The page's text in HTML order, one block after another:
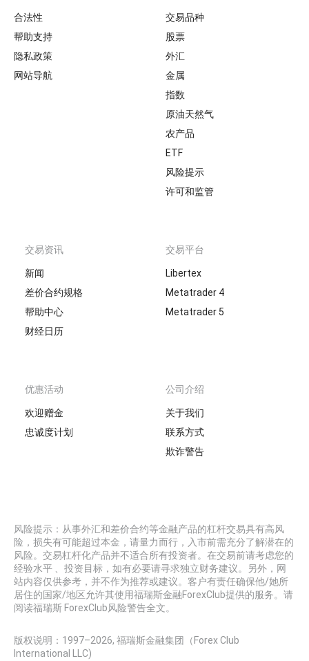
Footer
合法性
帮助支持
隐私政策
网站导航
交易品种
股票
外汇
金属
指数
原油天然气
农产品
ETF
风险提示
许可和监管
交易资讯
新闻
差价合约规格
帮助中心
财经日历
交易平台
Libertex
Metatrader 4
Metatrader 5
优惠活动
欢迎赠金
忠诚度计划
公司介绍
关于我们
联系方式
欺诈警告
风险提示：从事外汇和差价合约等金融产品的杠杆交易具有高风
险，损失有可能超过本金，请量力而行，入市前需充分了解潜在的
风险。交易杠杆化产品并不适合所有投资者。在交易前请考虑您的
经验水平 、投资目标，如有必要请寻求独立财务建议。另外，网
站内容仅供参考，并不作为推荐或建议。客户有责任确保他/她所
居住的国家/地区允许其使用福瑞斯金融ForexClub提供的服务。请
阅读福瑞斯 ForexClub风险警告全文。
版权说明：1997–2026, 福瑞斯金融集团（Forex Club
International LLC)